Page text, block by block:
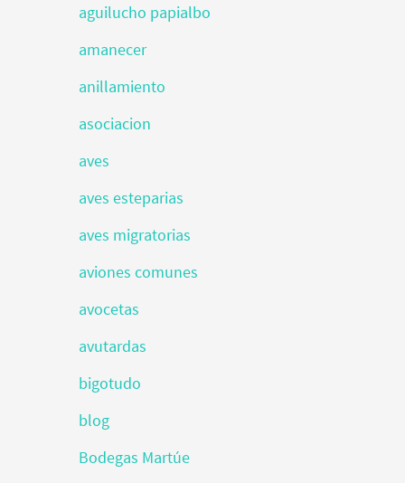
aguilucho papialbo
amanecer
anillamiento
asociacion
aves
aves esteparias
aves migratorias
aviones comunes
avocetas
avutardas
bigotudo
blog
Bodegas Martúe